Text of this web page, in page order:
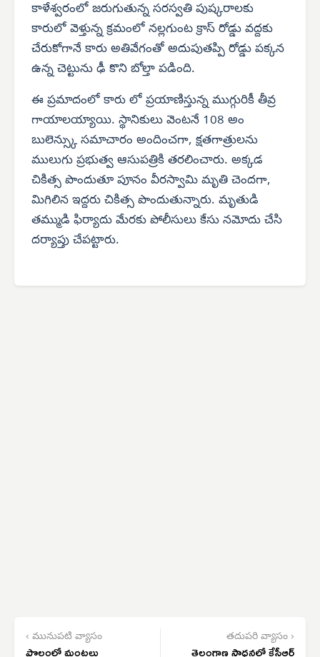
కాళేశ్వరంలో జరుగుతున్న సరస్వతి పుష్కరాలకు
కారులో వెళ్తున్న క్రమంలో నల్లగుంట క్రాస్ రోడ్డు వద్దకు
చేరుకోగానే కారు అతివేగంతో అదుపుతప్పి రోడ్డు పక్కన
ఉన్న చెట్టును ఢీ కొని బోల్తా పడింది.
ఈ ప్రమాదంలో కారు లో ప్రయాణిస్తున్న ముగ్గురికీ తీవ్ర
గాయాలయ్యాయి. స్థానికులు వెంటనే 108 అం
బులెన్స్కు సమాచారం అందించగా, క్షతగాత్రులను
ములుగు ప్రభుత్వ ఆసుపత్రికి తరలించారు. అక్కడ
చికిత్స పొందుతూ పూనం వీరస్వామి మృతి చెందగా,
మిగిలిన ఇద్దరు చికిత్స పొందుతున్నారు. మృతుడి
తమ్ముడి ఫిర్యాదు మేరకు పోలీసులు కేసు నమోదు చేసి
దర్యాప్తు చేపట్టారు.
‹ మునుపటి వ్యాసం
పొలంలో మంటలు
తదుపరి వ్యాసం ›
తెలంగాణ సాధనలో కేసీఆర్